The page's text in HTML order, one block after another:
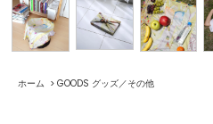
ホーム > GOODS グッズ／その他